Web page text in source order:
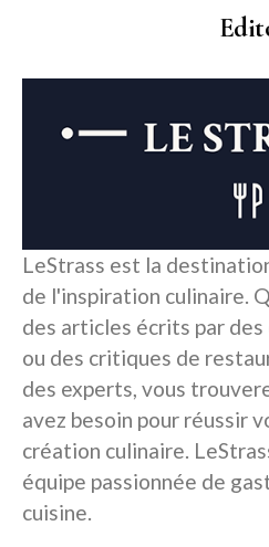
LeStrass est la
de l'inspiration culinaire.
des articles écrits par
ou des critiques de
des experts, vous
avez besoin pour réussir
création culinaire.
équipe passionnée de
cuisine.